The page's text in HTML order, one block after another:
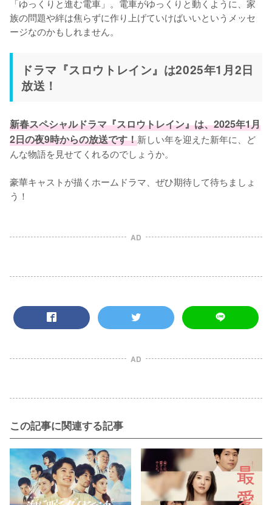
「ゆっくりと進む電車」。電車がゆっくりと動くように、家
族の問題や絆は焦らずに作り上げていけばいいというメッセ
ージなのかもしれません。
ドラマ『スロウトレイン』は2025年1月2日
放送！
新春スペシャルドラマ『スロウトレイン』は、2025年1月
2日の夜9時からの放送です！新しい年を迎えた新年に、ど
んな物語を見せてくれるのでしょうか。
豪華キャストが描くホームドラマ、ぜひ期待して待ちましょ
う！
AD
AD
この記事に関連する記事